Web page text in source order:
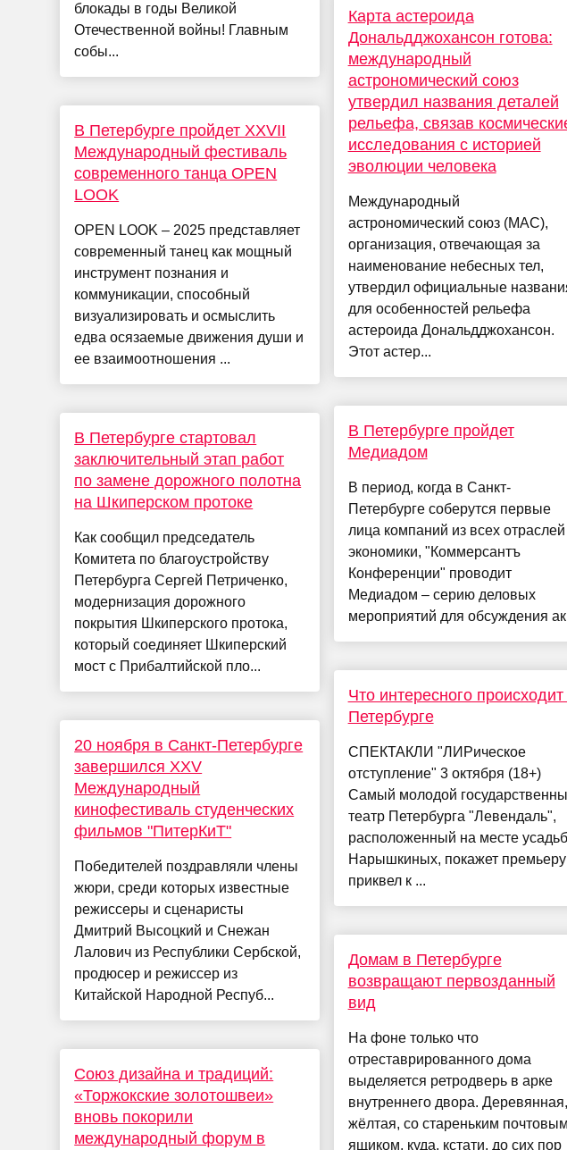
блокады в годы Великой
Отечественной войны! Главным
собы...
В Петербурге пройдет XXVII
Международный фестиваль
современного танца OPEN
LOOK
OPEN LOOK – 2025 представляет
современный танец как мощный
инструмент познания и
коммуникации, способный
визуализировать и осмыслить
едва осязаемые движения души и
ее взаимоотношения ...
В Петербурге стартовал
заключительный этап работ
по замене дорожного полотна
на Шкиперском протоке
Как сообщил председатель
Комитета по благоустройству
Петербурга Сергей Петриченко,
модернизация дорожного
покрытия Шкиперского протока,
который соединяет Шкиперский
мост с Прибалтийской пло...
20 ноября в Санкт-Петербурге
завершился XXV
Международный
кинофестиваль студенческих
фильмов "ПитерКиТ"
Победителей поздравляли члены
жюри, среди которых известные
режиссеры и сценаристы
Дмитрий Высоцкий и Снежан
Лалович из Республики Сербской,
продюсер и режиссер из
Китайской Народной Респуб...
Союз дизайна и традиций:
«Торжокские золотошвеи»
вновь покорили
международный форум в
Карта астероида
Дональдджохансон готова:
международный
астрономический союз
утвердил названия деталей
рельефа, связав
исследования с историей
эволюции человека
Международный
астрономический союз (МАС),
организация, отвечающая за
наименование небесных тел,
утвердил официальные
для особенностей рельефа
астероида Дональдджохансон.
Этот астер...
В Петербурге пройдет
Медиадом
В период, когда в Санкт-
Петербурге соберутся первые
лица компаний из всех отраслей
экономики, "Коммерсантъ
Конференции" проводит
Медиадом – серию деловых
мероприятий для обсуждения
Что интересного происходит
Петербурге
СПЕКТАКЛИ "ЛИРическое
отступление" 3 октября (18+)
Самый молодой
театр Петербурга "Левендаль",
расположенный на месте
Нарышкиных, покажет
приквел к ...
Домам в Петербурге
возвращают первозданный
вид
На фоне только что
отреставрированного дома
выделяется ретродверь в арке
внутреннего двора. Деревянная,
жёлтая, со стареньким почтовым
ящиком, куда, кстати, до сих пор